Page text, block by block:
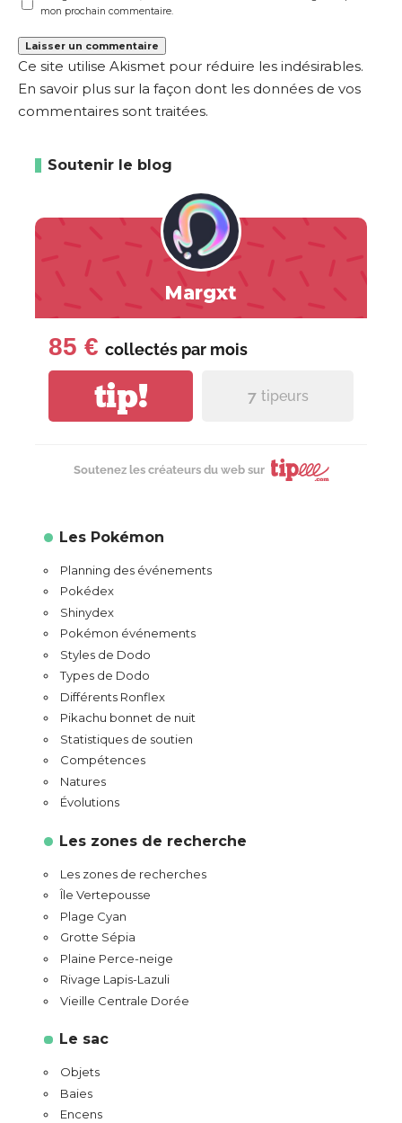
mon prochain commentaire.
Ce site utilise Akismet pour réduire les indésirables.
En savoir plus sur la façon dont les données de vos
commentaires sont traitées.
Soutenir le blog
Margxt
85 € collectés par mois
tip! 7 tipeurs
Soutenez les créateurs du web sur
Les Pokémon
Planning des événements
Pokédex
Shinydex
Pokémon événements
Styles de Dodo
Types de Dodo
Différents Ronflex
Pikachu bonnet de nuit
Statistiques de soutien
Compétences
Natures
Évolutions
Les zones de recherche
Les zones de recherches
Île Vertepousse
Plage Cyan
Grotte Sépia
Plaine Perce-neige
Rivage Lapis-Lazuli
Vieille Centrale Dorée
Le sac
Objets
Baies
Encens